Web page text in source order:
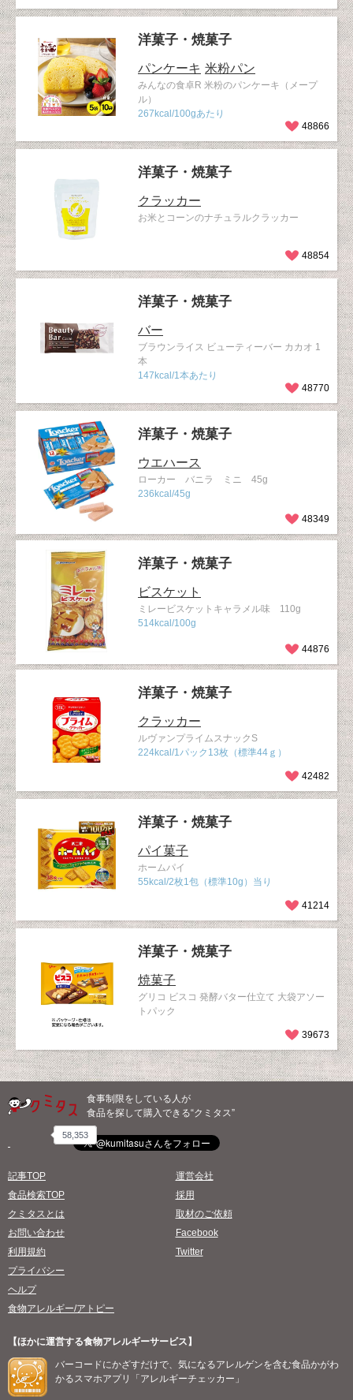
洋菓子・焼菓子
パンケーキ 米粉パン
みんなの食卓R 米粉のパンケーキ（メープ
ル）
267kcal/100gあたり
48866
洋菓子・焼菓子
クラッカー
お米とコーンのナチュラルクラッカー
48854
洋菓子・焼菓子
バー
ブラウンライス ビューティーバー カカオ 1
本
147kcal/1本あたり
48770
洋菓子・焼菓子
ウエハース
ローカー バニラ ミニ 45g
236kcal/45g
48349
洋菓子・焼菓子
ビスケット
ミレービスケットキャラメル味 110g
514kcal/100g
44876
洋菓子・焼菓子
クラッカー
ルヴァンプライムスナックS
224kcal/1パック13枚（標準44ｇ）
42482
洋菓子・焼菓子
パイ菓子
ホームパイ
55kcal/2枚1包（標準10g）当り
41214
洋菓子・焼菓子
焼菓子
グリコ ビスコ 発酵バター仕立て 大袋アソー
トパック
39673
食事制限をしている人が
食品を探して購入できる“クミタス”
58,353
記事TOP
食品検索TOP
クミタスとは
お問い合わせ
利用規約
プライバシー
ヘルプ
食物アレルギー/アトピー
運営会社
採用
取材のご依頼
Facebook
Twitter
【ほかに運営する食物アレルギーサービス】
バーコードにかざすだけで、気になるアレルゲンを含む食品かがわ
かるスマホアプリ「アレルギーチェッカー」